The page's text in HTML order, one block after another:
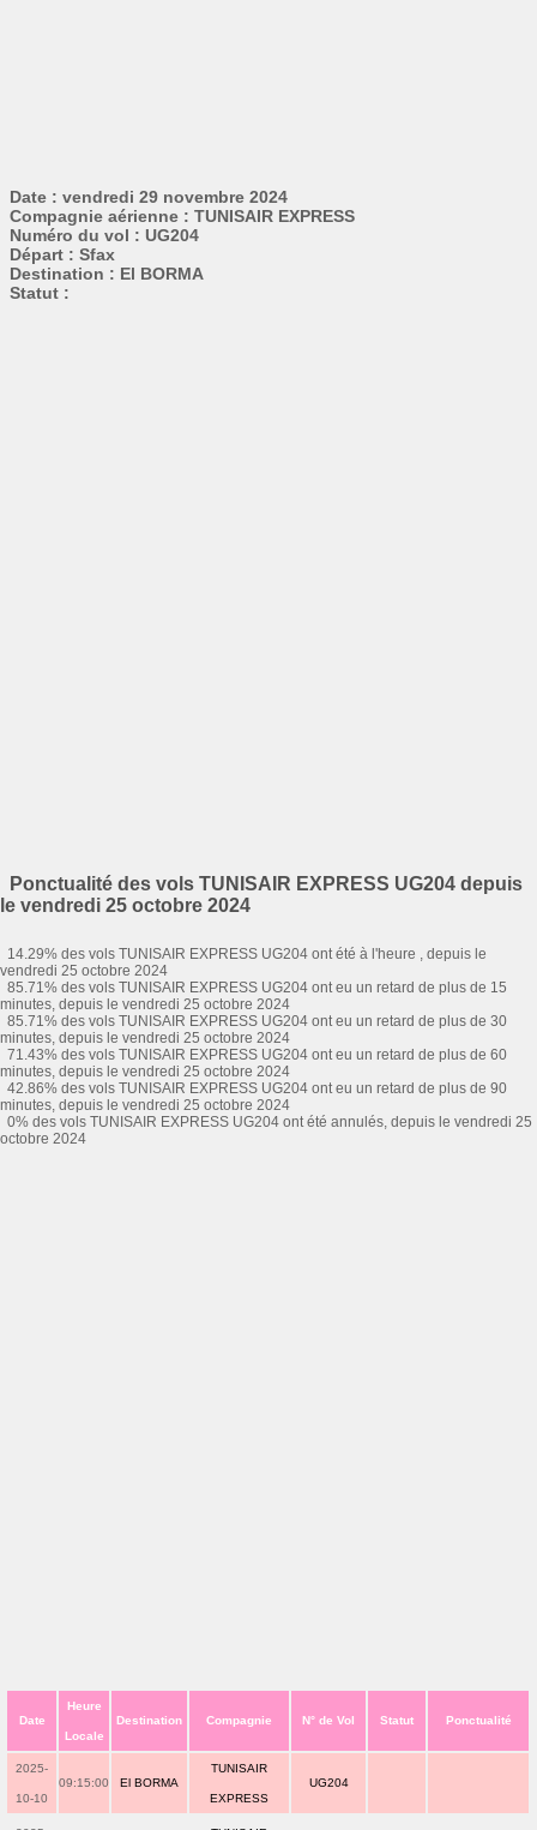
Date : vendredi 29 novembre 2024
Compagnie aérienne : TUNISAIR EXPRESS
Numéro du vol : UG204
Départ : Sfax
Destination : El BORMA
Statut :
Ponctualité des vols TUNISAIR EXPRESS UG204 depuis
le vendredi 25 octobre 2024
14.29% des vols TUNISAIR EXPRESS UG204 ont été à l'heure , depuis le
vendredi 25 octobre 2024
85.71% des vols TUNISAIR EXPRESS UG204 ont eu un retard de plus de 15
minutes, depuis le vendredi 25 octobre 2024
85.71% des vols TUNISAIR EXPRESS UG204 ont eu un retard de plus de 30
minutes, depuis le vendredi 25 octobre 2024
71.43% des vols TUNISAIR EXPRESS UG204 ont eu un retard de plus de 60
minutes, depuis le vendredi 25 octobre 2024
42.86% des vols TUNISAIR EXPRESS UG204 ont eu un retard de plus de 90
minutes, depuis le vendredi 25 octobre 2024
0% des vols TUNISAIR EXPRESS UG204 ont été annulés, depuis le vendredi 25
octobre 2024
Date
Heure
Locale
Destination Compagnie N° de Vol Statut Ponctualité
2025-
10-10
09:15:00 El BORMA
TUNISAIR
EXPRESS
UG204